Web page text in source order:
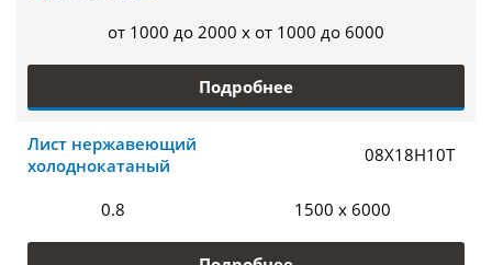
от 1000 до 2000 x от 1000 до 6000
Подробнее
Лист нержавеющий
холоднокатаный
08Х18Н10Т
0.8 1500 x 6000